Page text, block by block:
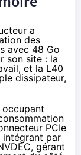
a
des
avec 48 Go
son site : la
et la L40
dissipateur,
PCIe
intégrant par
gérant